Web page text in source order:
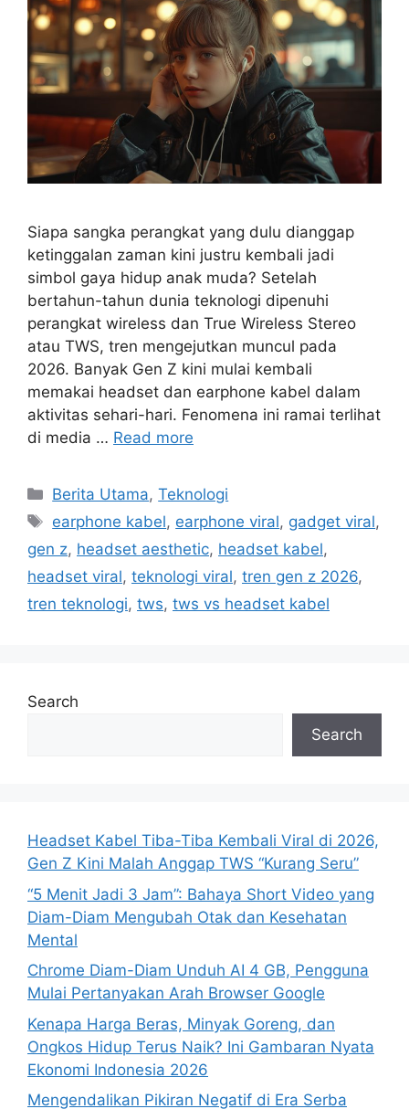
Siapa sangka perangkat yang dulu dianggap
ketinggalan zaman kini justru kembali jadi
simbol gaya hidup anak muda? Setelah
bertahun-tahun dunia teknologi dipenuhi
perangkat wireless dan True Wireless Stereo
atau TWS, tren mengejutkan muncul pada
2026. Banyak Gen Z kini mulai kembali
memakai headset dan earphone kabel dalam
aktivitas sehari-hari. Fenomena ini ramai terlihat
di media … Read more
C
a
e
g
o
s
Berita Utama,Teknologi
T
a
s
earphone kabel, earphone viral, gadget viral,
gen z, headset aesthetic, headset kabel,
headset viral, teknologi viral, tren gen z 2026,
tren teknologi, tws, tws vs headset kabel
Search
Search
Headset Kabel Tiba-Tiba Kembali Viral di 2026,
Gen Z Kini Malah Anggap TWS “Kurang Seru”
“5 Menit Jadi 3 Jam”: Bahaya Short Video yang
Diam-Diam Mengubah Otak dan Kesehatan
Mental
Chrome Diam-Diam Unduh AI 4 GB, Pengguna
Mulai Pertanyakan Arah Browser Google
Kenapa Harga Beras, Minyak Goreng, dan
Ongkos Hidup Terus Naik? Ini Gambaran Nyata
Ekonomi Indonesia 2026
Mengendalikan Pikiran Negatif di Era Serba